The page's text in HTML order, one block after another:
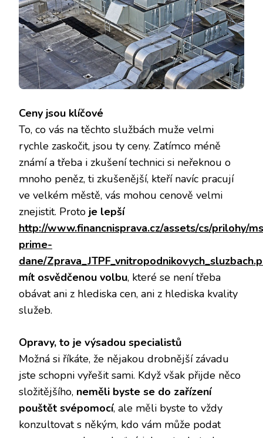
Ceny jsou klíčové
To, co vás na těchto službách muže velmi
rychle zaskočit, jsou ty ceny. Zatímco méně
známí a třeba i zkušení technici si neřeknou o
mnoho peněz, ti zkušenější, kteří navíc pracují
ve velkém městě, vás mohou cenově velmi
znejistit. Proto je lepší
http://www.financnisprava.cz/assets/cs/prilohy/
prime-
dane/
mít osvědčenou volbu, které se není třeba
obávat ani z hlediska cen, ani z hlediska kvality
služeb.
Opravy, to je výsadou specialistů
Možná si říkáte, že nějakou drobnější závadu
jste schopni vyřešit sami. Když však přijde něco
složitějšího, neměli byste se do zařízení
pouštět svépomocí, ale měli byste to vždy
konzultovat s někým, kdo vám může podat